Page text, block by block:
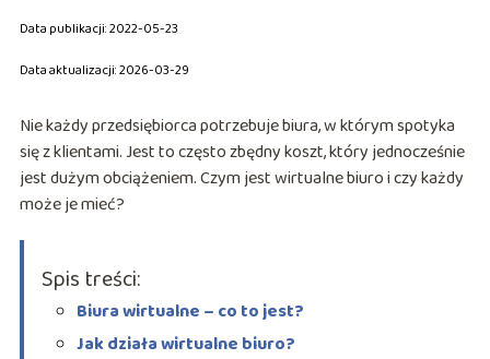
Data publikacji: 2022-05-23
Data aktualizacji: 2026-03-29
Nie każdy przedsiębiorca potrzebuje biura, w którym spotyka
się z klientami. Jest to często zbędny koszt, który jednocześnie
jest dużym obciążeniem. Czym jest wirtualne biuro i czy każdy
może je mieć?
Spis treści:
Biura wirtualne – co to jest?
Jak działa wirtualne biuro?